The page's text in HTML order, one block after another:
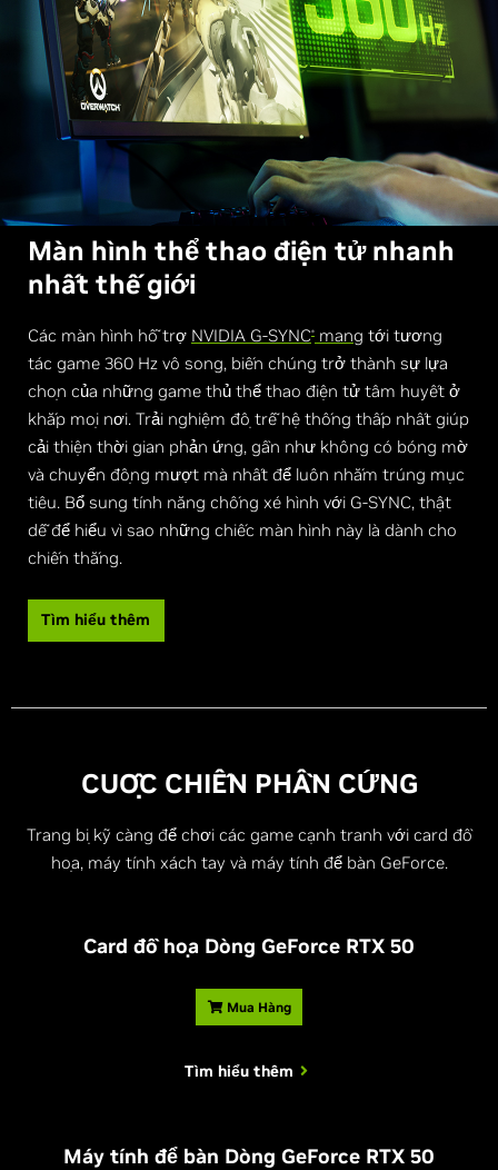
Màn hình thể thao điện tử nhanh
nhất thế giới
Các màn hình hỗ trợ NVIDIA G-SYNC® mang tới tương
tác game 360 Hz vô song, biến chúng trở thành sự lựa
chọn của những game thủ thể thao điện tử tâm huyết ở
khắp mọi nơi. Trải nghiệm độ trễ hệ thống thấp nhất giúp
cải thiện thời gian phản ứng, gần như không có bóng mờ
và chuyển động mượt mà nhất để luôn nhắm trúng mục
tiêu. Bổ sung tính năng chống xé hình với G-SYNC, thật
dễ để hiểu vì sao những chiếc màn hình này là dành cho
chiến thắng.
Tìm hiểu thêm
CUỘC CHIẾN PHẦN CỨNG
Trang bị kỹ càng để chơi các game cạnh tranh với card đồ
họa, máy tính xách tay và máy tính để bàn GeForce.
Card đồ họa Dòng GeForce RTX 50
Mua Hàng
Tìm hiểu thêm
Máy tính để bàn Dòng GeForce RTX 50